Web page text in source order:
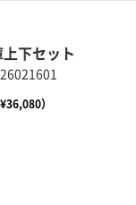
下セット
）